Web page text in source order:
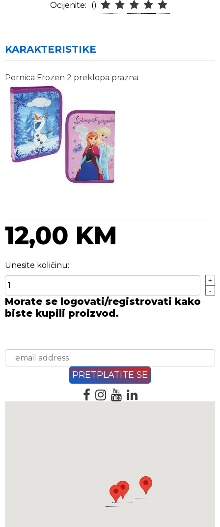
Ocijenite:
()
KARAKTERISTIKE
Pernica Frozen 2 preklopa prazna
12,00 KM
Unesite količinu:
+
-
Morate se logovati/registrovati kako
biste kupili proizvod.